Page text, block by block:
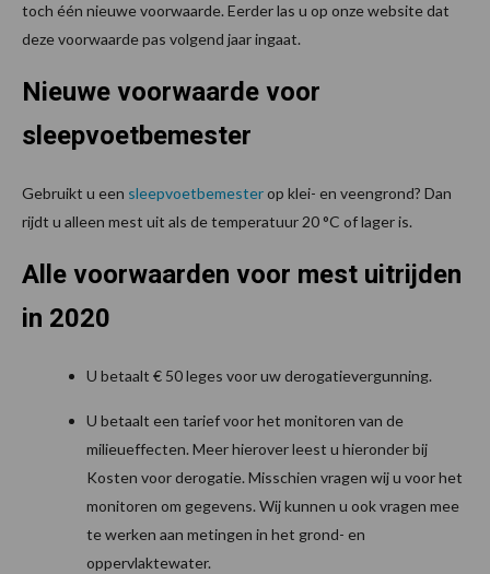
toch één nieuwe voorwaarde. Eerder las u op onze website dat
deze voorwaarde pas volgend jaar ingaat.
Nieuwe voorwaarde voor
sleepvoetbemester
Gebruikt u een sleepvoetbemesterop klei- en veengrond? Dan
rijdt u alleen mest uit als de temperatuur 20 °C of lager is.
Alle voorwaarden voor mest uitrijden
in 2020
U betaalt € 50 leges voor uw derogatievergunning.
U betaalt een tarief voor het monitoren van de
milieueffecten. Meer hierover leest u hieronder bij
Kosten voor derogatie. Misschien vragen wij u voor het
monitoren om gegevens. Wij kunnen u ook vragen mee
te werken aan metingen in het grond- en
oppervlaktewater.